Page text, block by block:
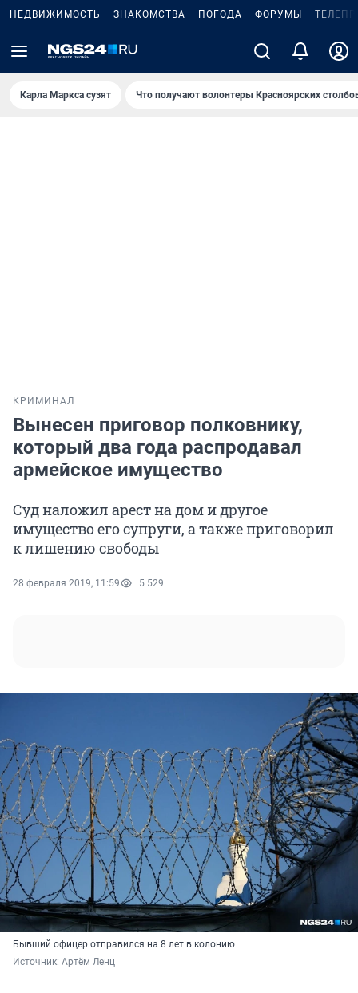
НЕДВИЖИМОСТЬ ЗНАКОМСТВА ПОГОДА ФОРУМЫ
Карла Маркса сузят Что получают волонтеры Красноярских
КРИМИНАЛ
Вынесен приговор полковнику,
который два года распродавал
армейское имущество
Суд наложил арест на дом и другое
имущество его супруги, а также приговорил
к лишению свободы
28 февраля 2019, 11:59 5 529
Бывший офицер отправился на 8 лет в колонию
Источник: Артём Ленц